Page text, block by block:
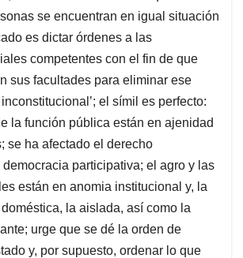
se encuentran en igual situación
es dictar órdenes a las
competentes con el fin de que
sus facultades para eliminar ese
el símil es perfecto:
la función pública están en ajenidad
se ha afectado el derecho
participativa; el agro y las
están en anomia institucional y, la
la aislada, así como la
urge que se dé la orden de
y, por supuesto, ordenar lo que